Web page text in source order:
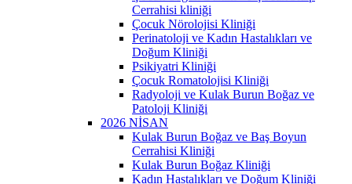
Cerrahisi kliniği
Çocuk Nörolojisi Kliniği
Perinatoloji ve Kadın Hastalıkları ve
Doğum Kliniği
Psikiyatri Kliniği
Çocuk Romatolojisi Kliniği
Radyoloji ve Kulak Burun Boğaz ve
Patoloji Kliniği
2026 NİSAN
Kulak Burun Boğaz ve Baş Boyun
Cerrahisi Kliniği
Kulak Burun Boğaz Kliniği
Kadın Hastalıkları ve Doğum Kliniği